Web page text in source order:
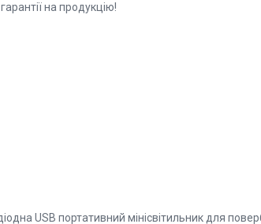
на продукцію!
USB портативний мінісвітильник для